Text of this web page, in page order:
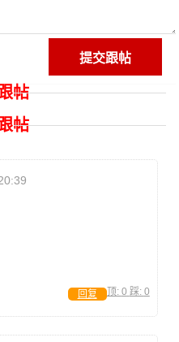
帖
帖
顶: 0 踩: 0
回复